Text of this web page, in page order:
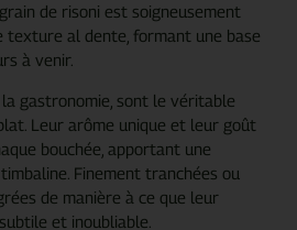
de risoni est soigneusement
texture al dente, formant une base
à venir.
gastronomie, sont le véritable
Leur arôme unique et leur goût
bouchée, apportant une
Finement tranchées ou
de manière à ce que leur
et inoubliable.